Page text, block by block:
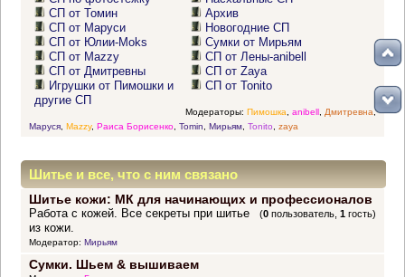
СП от Томин
СП от Маруси
СП от Юлии-Moks
СП от Mazzy
СП от Дмитревны
Игрушки от Пимошки и
другие СП
Архив
Новогодние СП
Сумки от Мирьям
СП от Лены-anibell
СП от Zaya
СП от Tonito
Модераторы: Пимошка anibell, Дмитревна,
Маруся, Mazzy, Раиса Борисенко, Tomin Мирьям, Tonito zaya
Шитье и все, что с ним связано
Шитье кожи: МК для начинающих и профессионалов
(0 пользователь,1 гость)
Работа с кожей. Все секреты при шитье
из кожи.
Модератор: Мирьям
Сумки. Шьем & вышиваем